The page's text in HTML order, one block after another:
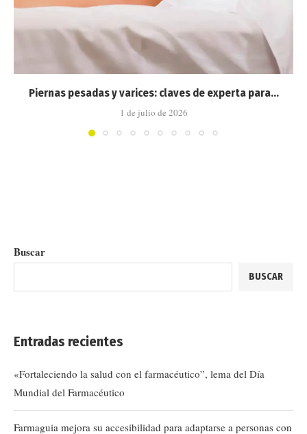
Piernas pesadas y varices: claves de experta para...
1 de julio de 2026
Buscar
BUSCAR
Entradas recientes
«Fortaleciendo la salud con el farmacéutico”, lema del Día
Mundial del Farmacéutico
Farmaguia mejora su accesibilidad para adaptarse a personas con